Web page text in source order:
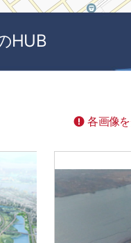
HUB
各画像